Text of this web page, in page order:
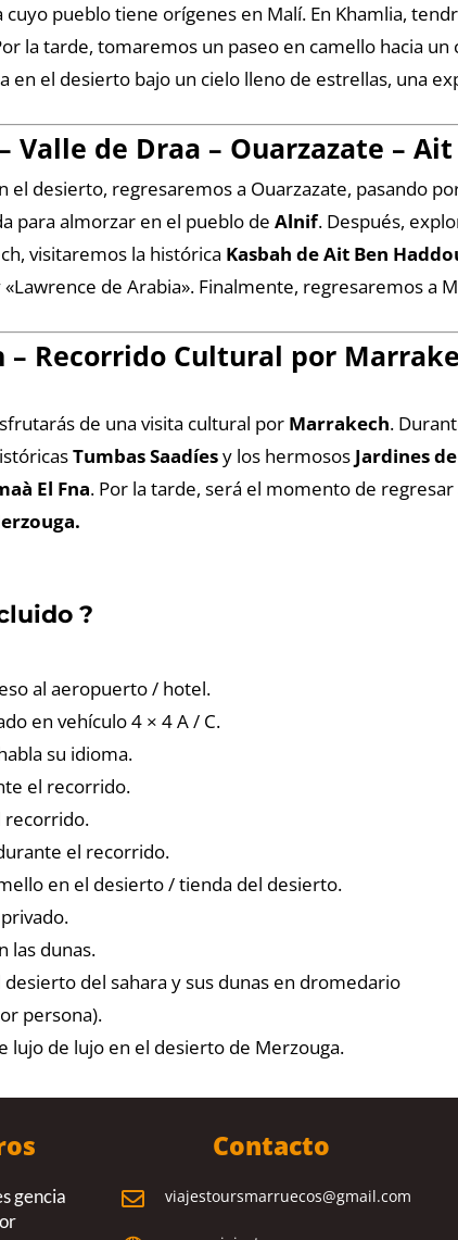
cuyo pueblo tiene orígenes en Malí. En Khamlia,
la tarde, tomaremos un paseo en camello hacia
en el desierto bajo un cielo lleno de estrellas, una
Valle de Draa – Ouarzazate –
el desierto, regresaremos a Ouarzazate, pasando
para almorzar en el pueblo deAlnif. Después,
visitaremos la histórica Kasbah de Ait Ben
«Lawrence de Arabia». Finalmente, regresaremos a
– Recorrido Cultural por
de una visita cultural por Marrakech.
Tumbas Saadíesy los hermosos Jardines
El Fna. Por la tarde, será el momento de
?
al aeropuerto / hotel.
en vehículo 4 × 4 A / C.
su idioma.
el recorrido.
recorrido.
el recorrido.
en el desierto / tienda del desierto.
las dunas.
desierto del sahara y sus dunas en dromedario
persona).
lujo de lujo en el desierto de Merzouga.
gencia
Contacto
 viajestoursmarruecos@gmail.com